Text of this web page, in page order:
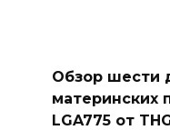
Обзор шести
материнских
LGA775 от